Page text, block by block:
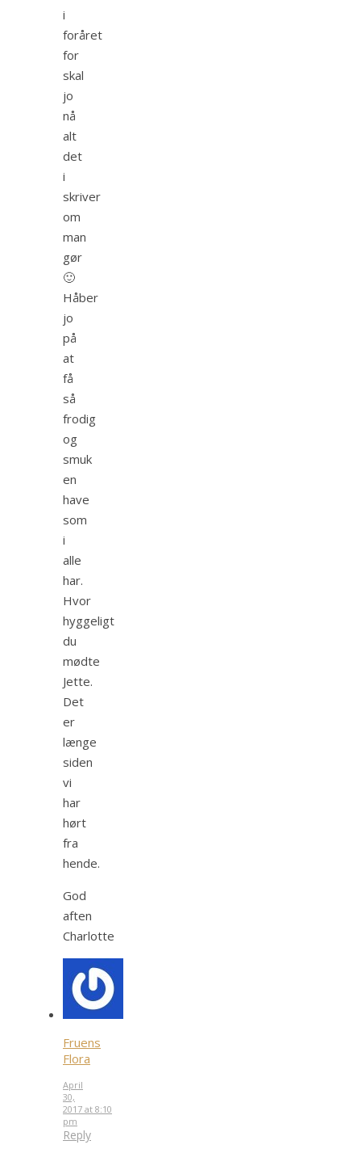
i
foråret
for
skal
jo
nå
alt
det
i
skriver
om
man
gør
🙂
Håber
jo
på
at
få
så
frodig
og
smuk
en
have
som
i
alle
har.
Hvor
hyggeligt
du
mødte
Jette.
Det
er
længe
siden
vi
har
hørt
fra
hende.
God
aften
Charlotte
Fruens
Flora
April
30,
2017 at 8:10
pm
Reply